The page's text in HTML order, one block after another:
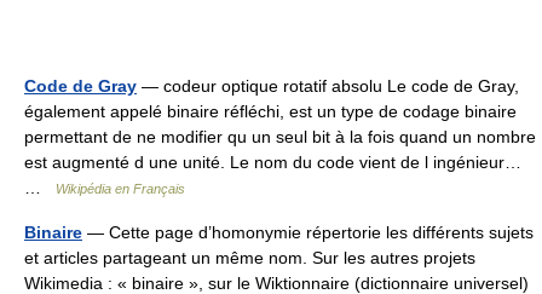
Code de Gray — codeur optique rotatif absolu Le code de Gray,
également appelé binaire réfléchi, est un type de codage binaire
permettant de ne modifier qu un seul bit à la fois quand un nombre
est augmenté d une unité. Le nom du code vient de l ingénieur…
Wikipédia en Français
Binaire — Cette page d’homonymie répertorie les différents sujets
et articles partageant un même nom. Sur les autres projets
Wikimedia : « binaire », sur le Wiktionnaire (dictionnaire universel)